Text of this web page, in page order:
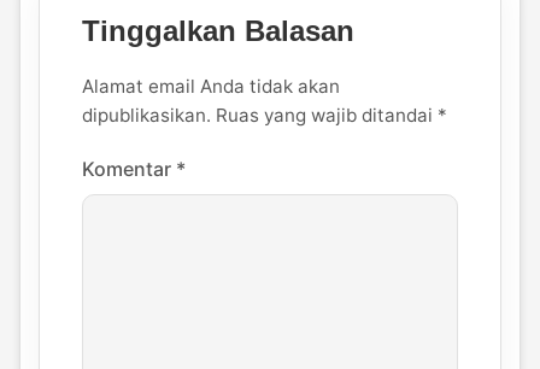
Tinggalkan Balasan
Alamat email Anda tidak akan
dipublikasikan. Ruas yang wajib ditandai *
Komentar *